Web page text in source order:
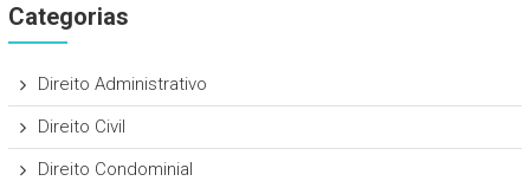
Categorias
Direito Administrativo
Direito Civil
Direito Condominial